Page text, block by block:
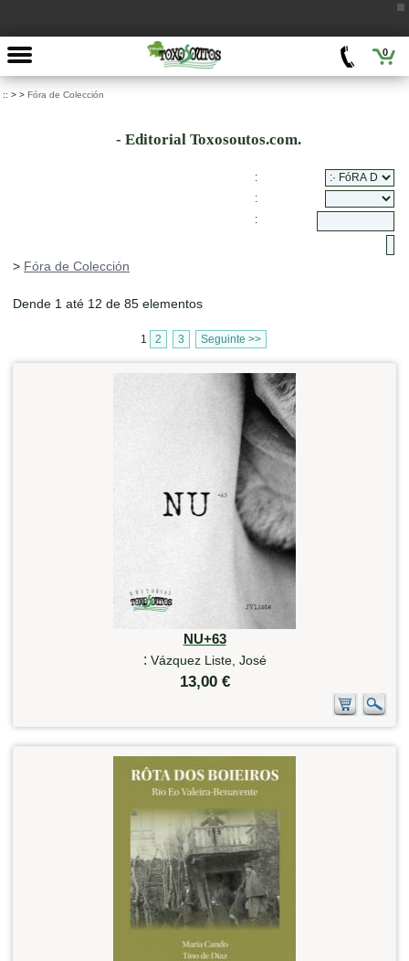
0
:: > > Fóra de Colección
- Editorial Toxosoutos.com.
:
:
:
> Fóra de Colección
Dende 1 até 12 de 85 elementos
1 2 3 Seguinte >>
NU+63
: Vázquez Liste, José
13,00 €